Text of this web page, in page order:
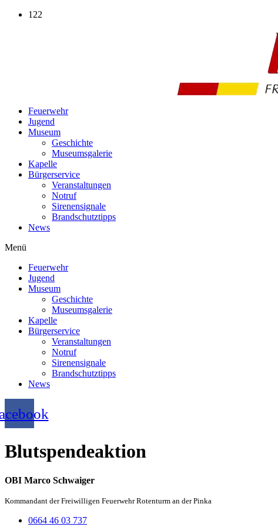
Zum
122
Feuerwehr
Jugend
Museum
Geschichte
Museumsgalerie
Kapelle
Bürgerservice
Veranstaltungen
Notruf
Sirenensignale
Brandschutztipps
News
Menü
Feuerwehr
Jugend
Museum
Geschichte
Museumsgalerie
Kapelle
Bürgerservice
Veranstaltungen
Notruf
Sirenensignale
Brandschutztipps
News
Blutspendeaktion
OBI Marco Schwaiger
Kommandant der Freiwilligen Feuerwehr Rotenturm an der Pinka
0664 46 03 737